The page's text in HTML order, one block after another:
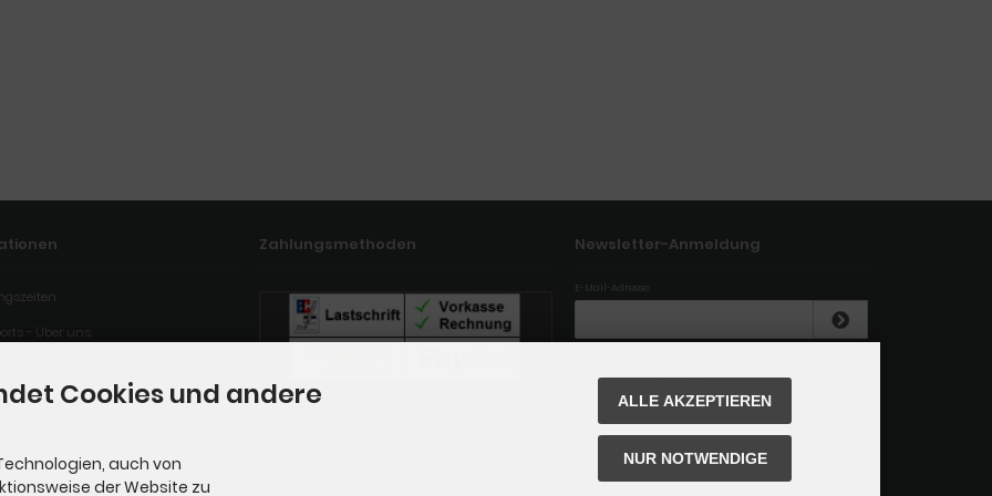
- Über uns
Zahlungsmethoden Newsletter-Anmeldung
E-Mail-Adresse:
Cookies und andere
auch von
der Website zu
ALLE AKZEPTIEREN
NUR NOTWENDIGE